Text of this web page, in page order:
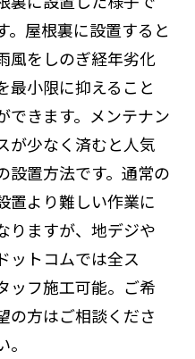
。屋根裏に設置すると
風をしのぎ経年劣化
最小限に抑えること
できます。メンテナン
が少なく済むと人気
設置方法です。通常の
置より難しい作業に
りますが、地デジや
ドットコムでは全ス
ッフ施工可能。ご希
の方はご相談くださ
。